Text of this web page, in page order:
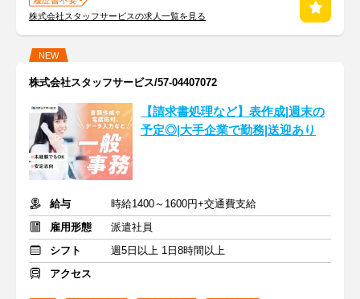
株式会社スタッフサービスの求人一覧を見る
NEW
株式会社スタッフサービス/57-04407072
【請求書処理など】表作成|週末の
予定◎|大手企業で勤務|送迎あり
給与
時給1400～1600円+交通費支給
雇用形態
派遣社員
シフト
週5日以上 1日8時間以上
アクセス